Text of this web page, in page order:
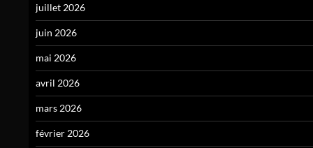
juillet 2026
juin 2026
mai 2026
avril 2026
mars 2026
février 2026